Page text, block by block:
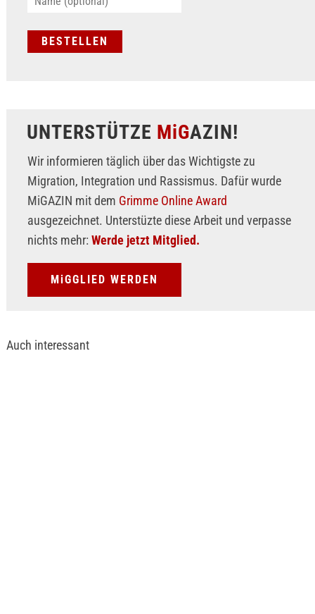
UNTERSTÜTZE MiGAZIN!
Wir informieren täglich über das Wichtigste zu
Migration, Integration und Rassismus. Dafür wurde
MiGAZIN mit dem Grimme Online Award
ausgezeichnet. Unterstüzte diese Arbeit und verpasse
nichts mehr: Werde jetzt Mitglied.
MiGGLIED WERDEN
Auch interessant